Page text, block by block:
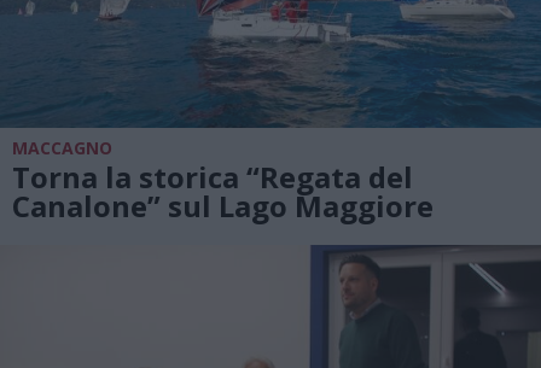
MACCAGNO
Torna la storica “Regata del
Canalone” sul Lago Maggiore